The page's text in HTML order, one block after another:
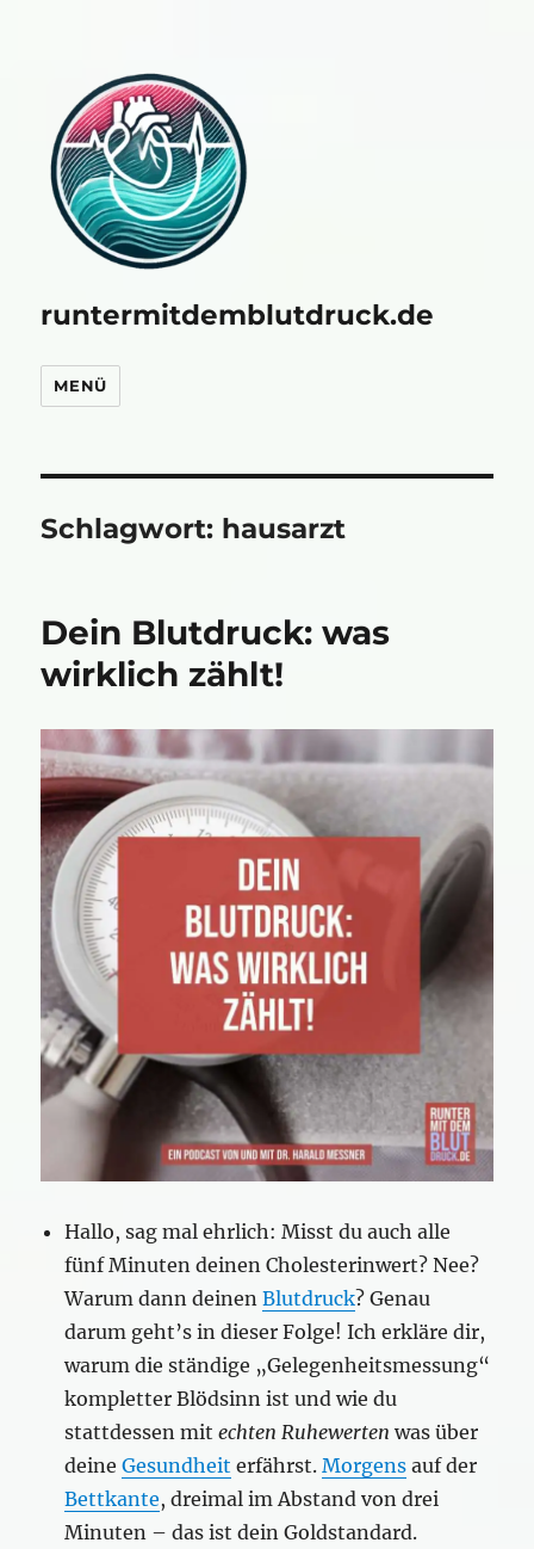
runtermitdemblutdruck.de
MENÜ
Schlagwort: hausarzt
Dein Blutdruck: was
wirklich zählt!
Hallo, sag mal ehrlich: Misst du auch alle
fünf Minuten deinen Cholesterinwert? Nee?
Warum dann deinenBlutdruck? Genau
darum geht’s in dieser Folge! Ich erkläre dir,
warum die ständige „Gelegenheitsmessung“
kompletter Blödsinn ist und wie du
stattdessen mitechten Ruhewerten was über
deineGesundheit erfährst.Morgens auf der
Bettkante, dreimal im Abstand von drei
Minuten – das ist dein Goldstandard.